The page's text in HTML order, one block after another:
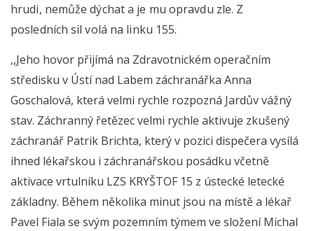
hrudi, nemůže dýchat a je mu opravdu zle. Z
posledních sil volá na linku 155.
,,Jeho hovor přijímá na Zdravotnickém operačním
středisku v Ústí nad Labem záchranářka Anna
Goschalová, která velmi rychle rozpozná Jardův vážný
stav. Záchranný řetězec velmi rychle aktivuje zkušený
záchranář Patrik Brichta, který v pozici dispečera vysílá
ihned lékařskou i záchranářskou posádku včetně
aktivace vrtulníku LZS KRYŠTOF 15 z ústecké letecké
základny. Během několika minut jsou na místě a lékař
Pavel Fiala se svým pozemním týmem ve složení Michal